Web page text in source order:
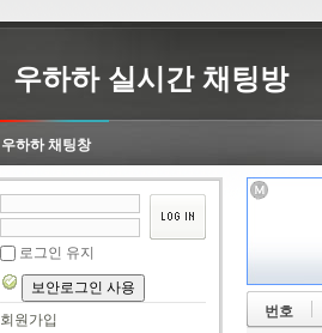
우하하 실시간 채팅방
우하하 채팅창
로그인 유지
보안로그인 사용
회원가입
번호